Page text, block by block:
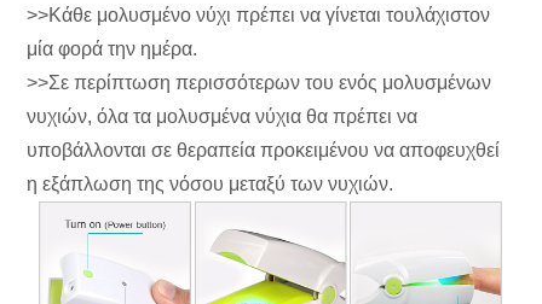
>>Κάθε μολυσμένο νύχι πρέπει να γίνεται τουλάχιστον
μία φορά την ημέρα.
>>Σε περίπτωση περισσότερων του ενός μολυσμένων
νυχιών, όλα τα μολυσμένα νύχια θα πρέπει να
υποβάλλονται σε θεραπεία προκειμένου να αποφευχθεί
η εξάπλωση της νόσου μεταξύ των νυχιών.